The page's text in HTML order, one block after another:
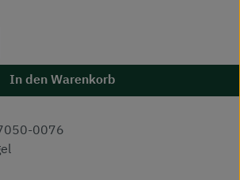
Gib den gewünschten
In den Warenkorb
0076